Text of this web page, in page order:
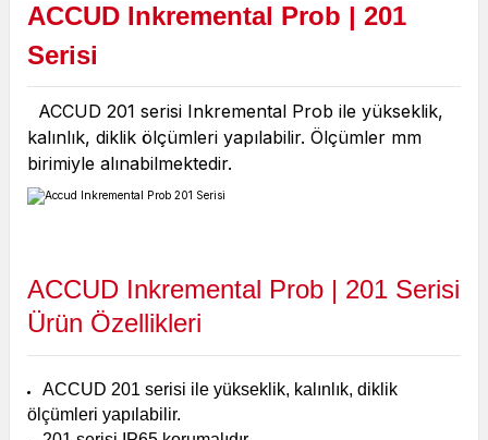
ACCUD Inkremental Prob | 201
Serisi
ACCUD 201 serisi Inkremental Prob ile yükseklik,
kalınlık, diklik ölçümleri yapılabilir. Ölçümler mm
birimiyle alınabilmektedir.
ACCUD Inkremental Prob | 201 Serisi
Ürün Özellikleri
ACCUD 201 serisi ile yükseklik, kalınlık, diklik
ölçümleri yapılabilir.